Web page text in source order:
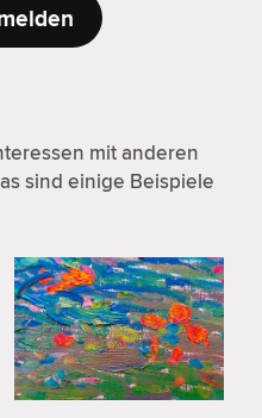
mit anderen
sind einige Beispiele